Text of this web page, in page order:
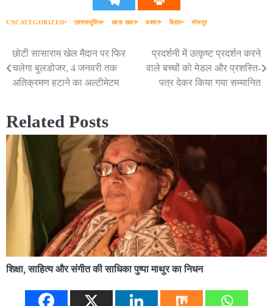
UNCATEGORIZED एक्सक्लूसिव खास खबर बक्सर बिहार भोजपुर
Post
navigation
छोटी सासाराम खेल मैदान पर फिर
चलेगा बुलडोजर, 4 जनवरी तक
अतिक्रमण हटाने का अल्टीमेटम
प्रदर्शनी में उत्कृष्ट प्रदर्शन करने
वाले बच्चों को मेडल और प्रशस्ति-
पत्र देकर किया गया सम्मानित
Related Posts
शिक्षा, साहित्य और संगीत की साधिका पुष्पा माथुर का निधन